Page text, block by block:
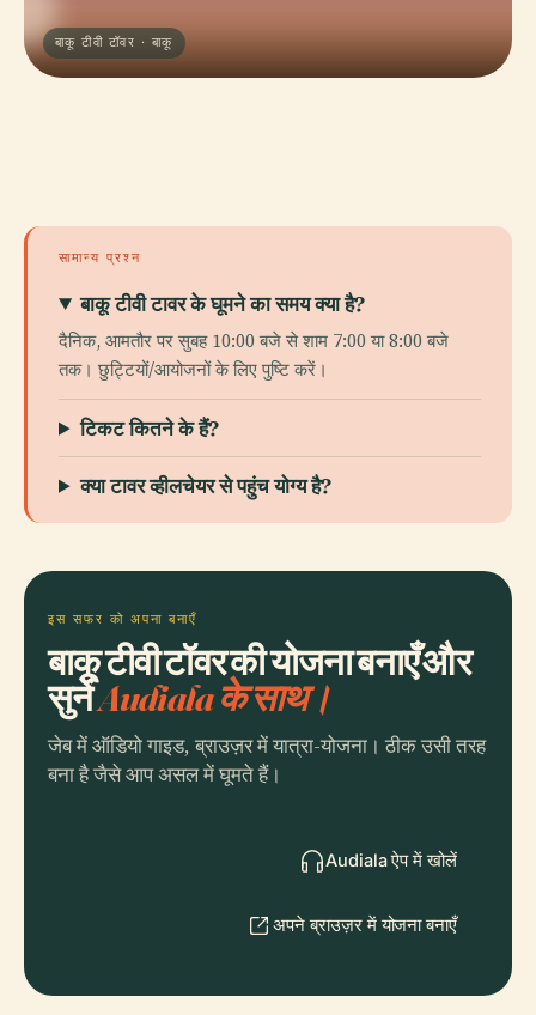
बाकू टीवी टॉवर · बाकू
सामान्य प्रश्न
बाकू टीवी टावर के घूमने का समय क्या है?
दैनिक, आमतौर पर सुबह 10:00 बजे से शाम 7:00 या 8:00 बजे
तक। छुट्टियों/आयोजनों के लिए पुष्टि करें।
टिकट कितने के हैं?
क्या टावर व्हीलचेयर से पहुंच योग्य है?
इस सफर को अपना बनाएँ
बाकू टीवी टॉवर की योजना बनाएँ और
सुनेंAudiala के साथ।
जेब में ऑडियो गाइड, ब्राउज़र में यात्रा-योजना। ठीक उसी तरह
बना है जैसे आप असल में घूमते हैं।
Audiala ऐप में खोलें
अपने ब्राउज़र में योजना बनाएँ